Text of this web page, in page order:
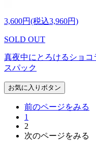
3,600円(税込3,960円)
SOLD OUT
真夜中にとろけるショ
スパック
お気に入りボタン
前のページをみる
1
2
次のページをみる